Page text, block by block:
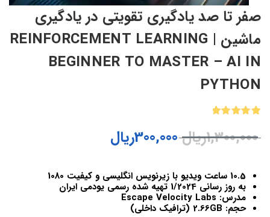
صفر تا صد یادگیری تقویتی در یادگیری
ماشین | REINFORCEMENT LEARNING
BEGINNER TO MASTER – AI IN
PYTHON
از 5
در
1,300,000ریال 300,000ریال
10.5 ساعت ویدیو با زیرنویس انگلیسی و کیفیت 1080
به روز رسانی 1/2024 تهیه شده رسمی یودمی ایران
مدرس: Escape Velocity Labs
حجم: 2.66GB (ترافیک داخلی)